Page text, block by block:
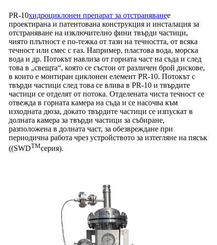
PR-10хидроциклонен препарат за отстраняванее
проектирана и патентована конструкция и инсталация за
отстраняване на изключително фини твърди частици,
чиято плътност е по-тежка от тази на течността, от всяка
течност или смес с газ. Например, пластова вода, морска
вода и др. Потокът навлиза от горната част на съда и след
това в „свещта“, която се състои от различен брой дискове,
в които е монтиран циклонен елемент PR-10. Потокът с
твърди частици след това се влива в PR-10 и твърдите
частици се отделят от потока. Отделената чиста течност се
отвежда в горната камера на съда и се насочва към
изходната дюза, докато твърдите частици се изпускат в
долната камера за твърди частици за събиране,
разположена в долната част, за обезвреждане при
периодична работа чрез устройството за изтегляне на пясък
((SWDTMсерия).